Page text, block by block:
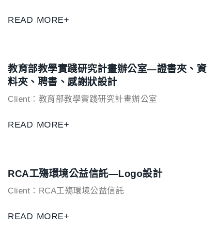
READ MORE+
教育部教學實踐研究計畫辦公室—證書夾、資
料夾、聘書、感謝狀設計
Client：教育部教學實踐研究計畫辦公室
READ MORE+
RCA工殤環境公益信託—Logo設計
Client：RCA工殤環境公益信託
READ MORE+